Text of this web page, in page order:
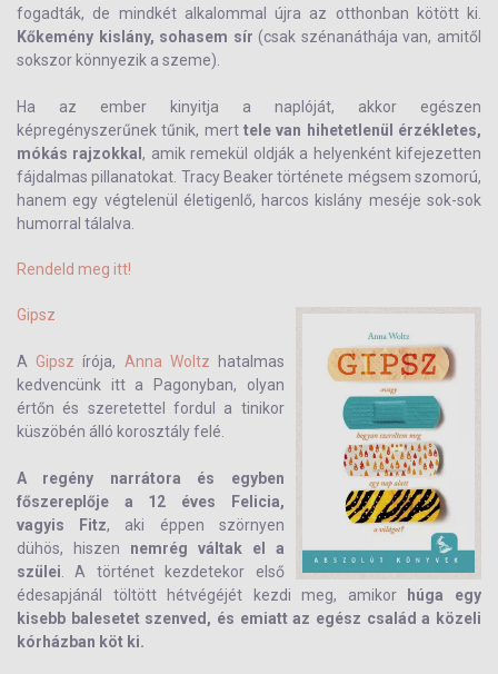
fogadták, de mindkét alkalommal újra az otthonban kötött ki.
Kőkemény kislány, sohasem sír (csak szénanáthája van, amitől
sokszor könnyezik a szeme).
Ha az ember kinyitja a naplóját, akkor egészen
képregényszerűnek tűnik, mert tele van hihetetlenül érzékletes,
mókás rajzokkal, amik remekül oldják a helyenként kifejezetten
fájdalmas pillanatokat. Tracy Beaker története mégsem szomorú,
hanem egy végtelenül életigenlő, harcos kislány meséje sok-sok
humorral tálalva.
Rendeld meg itt!
Gipsz
A Gipsz írója, Anna Woltz hatalmas
kedvencünk itt a Pagonyban, olyan
értőn és szeretettel fordul a tinikor
küszöbén álló korosztály felé.
A regény narrátora és egyben
főszereplője a 12 éves Felicia,
vagyis Fitz, aki éppen szörnyen
dühös, hiszen nemrég váltak el a
szülei . A történet kezdetekor első
édesapjánál töltött hétvégéjét kezdi meg, amikor
húga egy
kisebb balesetet szenved, és emiatt az egész család a közeli
kórházban köt ki.